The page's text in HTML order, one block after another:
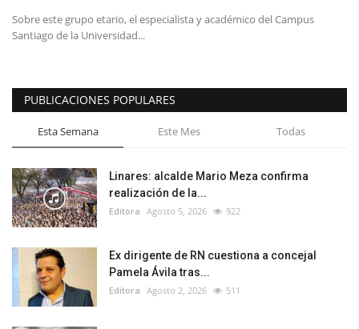
Sobre este grupo etario, el especialista y académico del Campus
Santiago de la Universidad...
PUBLICACIONES POPULARES
Esta Semana Este Mes Todas
Linares: alcalde Mario Meza confirma
realización de la...
Editora Agosto 5, 2026 922
Ex dirigente de RN cuestiona a concejal
Pamela Ávila tras...
Editora Agosto 2, 2026 511